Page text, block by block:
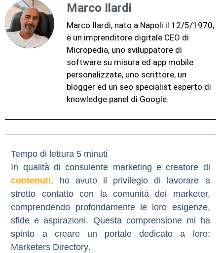
Marco Ilardi
Marco Ilardi, nato a Napoli il 12/5/1970,
è un imprenditore digitale CEO di
Micropedia, uno sviluppatore di
software su misura ed app mobile
personalizzate, uno scrittore, un
blogger ed un seo specialist esperto di
knowledge panel di Google.
In qualità di consulente marketing e creatore di
contenuti, ho avuto il privilegio di lavorare a
stretto contatto con la comunità dei marketer,
comprendendo profondamente le loro esigenze,
sfide e aspirazioni. Questa comprensione mi ha
spinto a creare un portale dedicato a loro:
Marketers Directory.